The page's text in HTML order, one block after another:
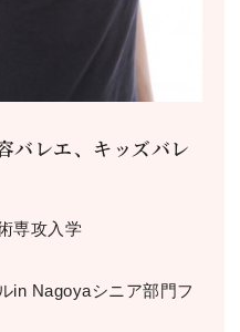
バレエ、キッズバレ
専攻入学
in Nagoyaシニア部門フ